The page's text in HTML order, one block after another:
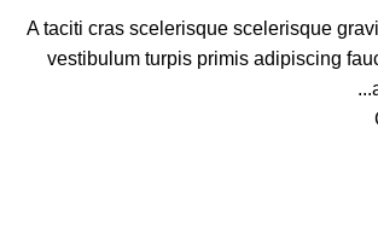
A taciti cras scelerisque scelerisque
vestibulum turpis primis adipiscing